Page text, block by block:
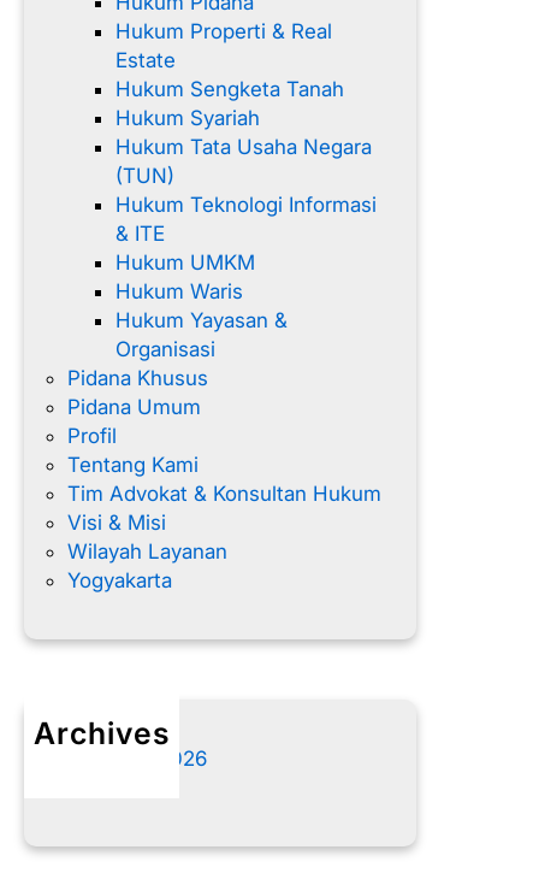
Hukum Properti & Real
Estate
Hukum Sengketa Tanah
Hukum Syariah
Hukum Tata Usaha Negara
(TUN)
Hukum Teknologi Informasi
& ITE
Hukum UMKM
Hukum Waris
Hukum Yayasan &
Organisasi
Pidana Khusus
Pidana Umum
Profil
Tentang Kami
Tim Advokat & Konsultan Hukum
Visi & Misi
Wilayah Layanan
Yogyakarta
Archives
Agustus 2026